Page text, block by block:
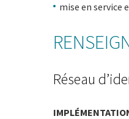
mise en service
Réseau